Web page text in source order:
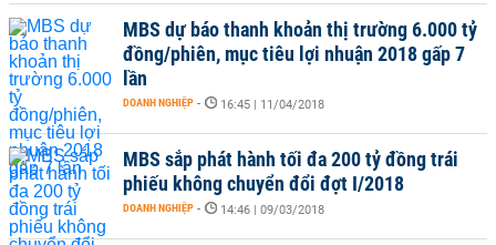
MBS dự báo thanh khoản thị trường 6.000 tỷ
đồng/phiên, mục tiêu lợi nhuận 2018 gấp 7
lần
DOANH NGHIỆP - 16:45 | 11/04/2018
MBS sắp phát hành tối đa 200 tỷ đồng trái
phiếu không chuyển đổi đợt I/2018
DOANH NGHIỆP - 14:46 | 09/03/2018